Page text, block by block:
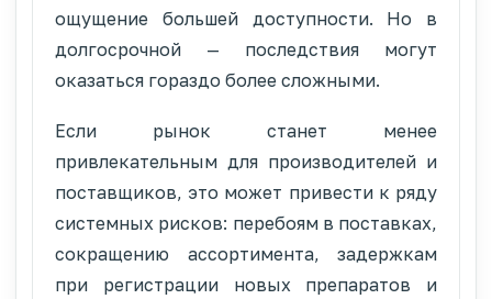
ощущение большей доступности. Но в
долгосрочной — последствия могут
оказаться гораздо более сложными.
Если рынок станет менее
привлекательным для производителей и
поставщиков, это может привести к ряду
системных рисков: перебоям в поставках,
сокращению ассортимента, задержкам
при регистрации новых препаратов и